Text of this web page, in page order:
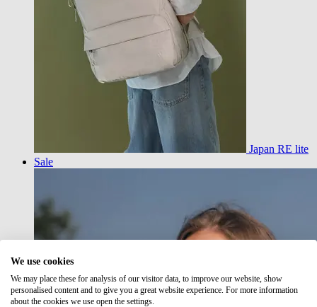
Japan RE lite
Sale
We use cookies
We may place these for analysis of our visitor data, to improve our website, show
personalised content and to give you a great website experience. For more information
about the cookies we use open the settings.